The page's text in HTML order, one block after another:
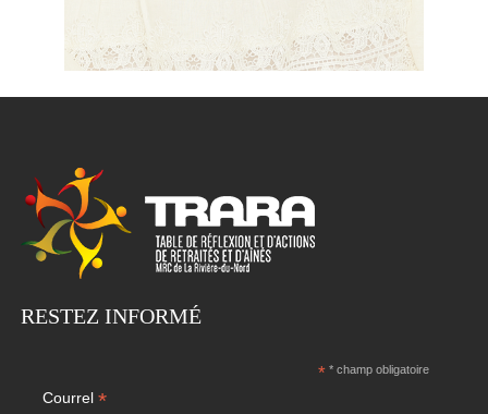
RESTEZ INFORMÉ
** champ obligatoire
Courrel*